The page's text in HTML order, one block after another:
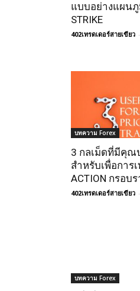
แบบอย่างแผนภู
STRIKE
402เทรดเดอร์สายเขียว -
บทความ Forex
3 กลเม็ดที่มีคุณ
สำหรับเพื่อการ
ACTION กรอบ
402เทรดเดอร์สายเขียว -
บทความ Forex